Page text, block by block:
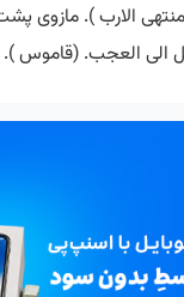
الارب ). مازوی
الی العجب. (قاموس ).